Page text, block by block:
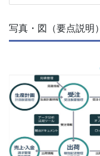
写真・図（要点説明）